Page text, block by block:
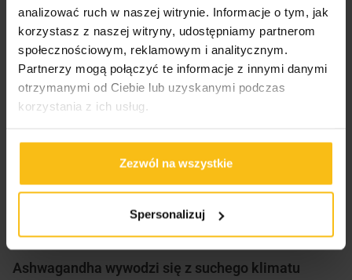
analizować ruch w naszej witrynie. Informacje o tym, jak
korzystasz z naszej witryny, udostępniamy partnerom
społecznościowym, reklamowym i analitycznym.
Partnerzy mogą połączyć te informacje z innymi danymi
otrzymanymi od Ciebie lub uzyskanymi podczas
korzystania z ich usług.
Zezwól na wszystkie
Spersonalizuj
Ashwagandha Aliness to innowacyjny suplement
diety standaryzowany na witanolidy 8%, alkoidy 1%
– razem 9%.
Ashwagandha, zwaną również witanią ospałą
(withania sonifera), to zioło ajuwerdyjskie, które
jest klasyfikowane jako adaptogen ze względu na
jego zdolność do łagodzenia stresu oraz
Ashwagandha wywodzi się z suchego klimatu